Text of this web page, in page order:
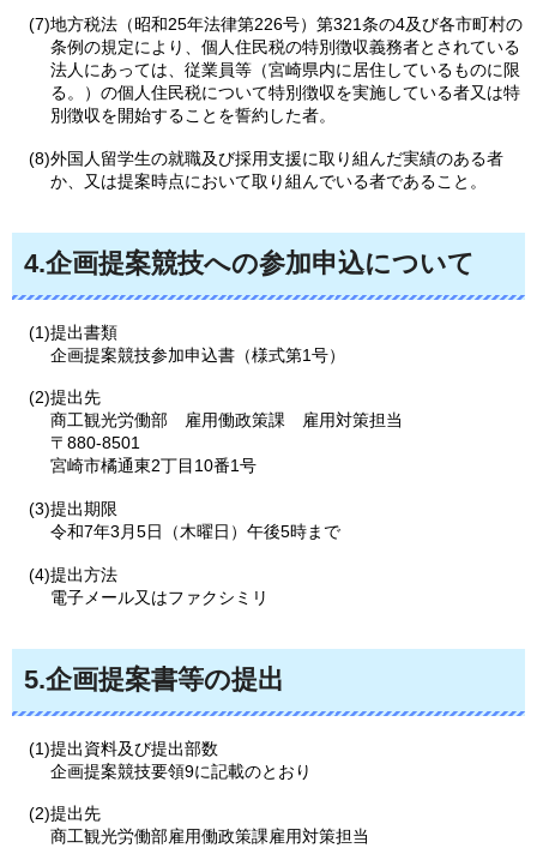
(7)地方税法（昭和25年法律第226号）第321条の4及び各市町村の
条例の規定により、個人住民税の特別徴収義務者とされている
法人にあっては、従業員等（宮崎県内に居住しているものに限
る。）の個人住民税について特別徴収を実施している者又は特
別徴収を開始することを誓約した者。
(8)外国人留学生の就職及び採用支援に取り組んだ実績のある者
か、又は提案時点において取り組んでいる者であること。
4.企画提案競技への参加申込について
(1)提出書類
企画提案競技参加申込書（様式第1号）
(2)提出先
商工観光労働部
雇用働政策課
雇用対策担当
〒880-8501
宮崎市橘通東2丁目10番1号
(3)提出期限
令和7年3月5日（木曜日）午後5時まで
(4)提出方法
電子メール又はファクシミリ
5.企画提案書等の提出
(1)提出資料及び提出部数
企画提案競技要領9に記載のとおり
(2)提出先
商工観光労働部雇用働政策課雇用対策担当